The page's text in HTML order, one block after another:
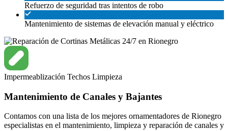
Refuerzo de seguridad tras intentos de robo
Mantenimiento de sistemas de elevación manual y eléctrico
Impermeablización Techos Limpieza
Mantenimiento de Canales y Bajantes
Contamos con una lista de los mejores ornamentadores de Rionegro
especialistas en el mantenimiento, limpieza y reparación de canales y